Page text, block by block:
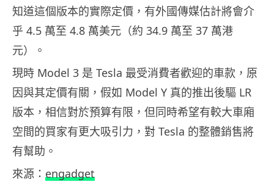
知道這個版本的實際定價，有外國傳媒估計將會介
乎 4.5 萬至 4.8 萬美元（約 34.9 萬至 37 萬港
元）。
現時 Model 3 是 Tesla 最受消費者歡迎的車款，原
因與其定價有關，假如 Model Y 真的推出後驅 LR
版本，相信對於預算有限，但同時希望有較大車廂
空間的買家有更大吸引力，對 Tesla 的整體銷售將
有幫助。
來源： engadget